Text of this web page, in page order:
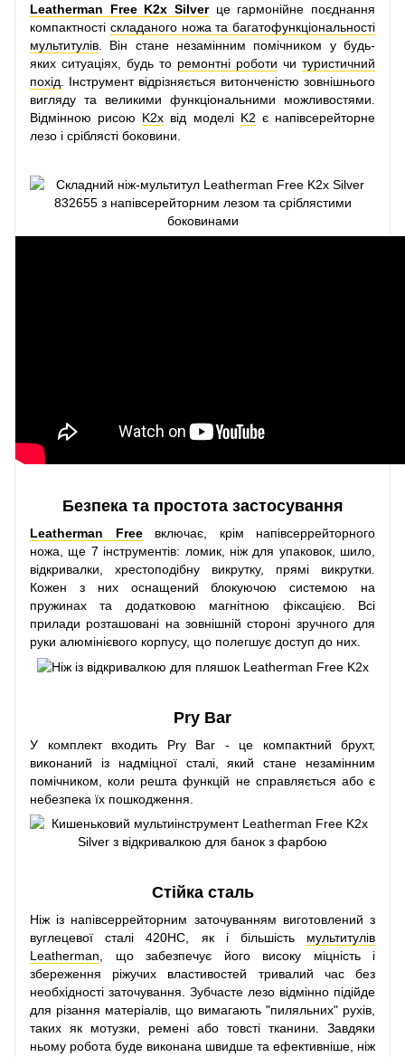
Leatherman Free K2x Silverце гармонійне поєднання
компактності складаного ножа та багатофункціональності
мультитулів . Він стане незамінним помічником у будь-
яких ситуаціях, будь то ремонтні роботи чи туристичний
похід . Інструмент відрізняється витонченістю зовнішнього
вигляду та великими функціональними можливостями.
Відмінною рисою K2x від моделі K2 є напівсерейторне
лезо і сріблясті боковини.
Безпека та простота застосування
Leatherman Freeвключає, крім напівсеррейторного
ножа, ще 7 інструментів: ломик, ніж для упаковок, шило,
відкривалки, хрестоподібну викрутку, прямі викрутки.
Кожен з них оснащений блокуючою системою на
пружинах та додатковою магнітною фіксацією. Всі
прилади розташовані на зовнішній стороні зручного для
руки алюмінієвого корпусу, що полегшує доступ до них.
Pry Bar
У комплект входить Pry Bar - це компактний брухт,
виконаний із надміцної сталі, який стане незамінним
помічником, коли решта функцій не справляється або є
небезпека їх пошкодження.
Стійка сталь
Ніж із напівсеррейторним заточуванням виготовлений з
вуглецевої сталі 420HC, як і більшість мультитулів
Leatherman , що забезпечує його високу міцність і
збереження ріжучих властивостей тривалий час без
необхідності заточування. Зубчасте лезо відмінно підійде
для різання матеріалів, що вимагають "пиляльних" рухів,
таких як мотузки, ремені або товсті тканини. Завдяки
ньому робота буде виконана швидше та ефективніше, ніж